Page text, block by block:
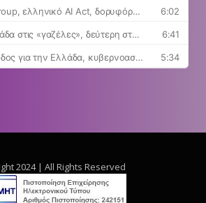
2024 | All Rights Reserved